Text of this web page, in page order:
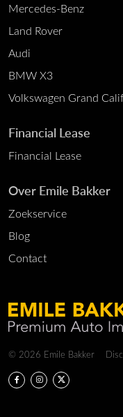
Mercedes-Benz
Land Rover
Audi
BMW X3
Volkswagen Grand
Financial Lease
Financial Lease
Over Emile Bakker
Zoekservice
Blog
Contact
Copyright
© 2026 Emile Bakker